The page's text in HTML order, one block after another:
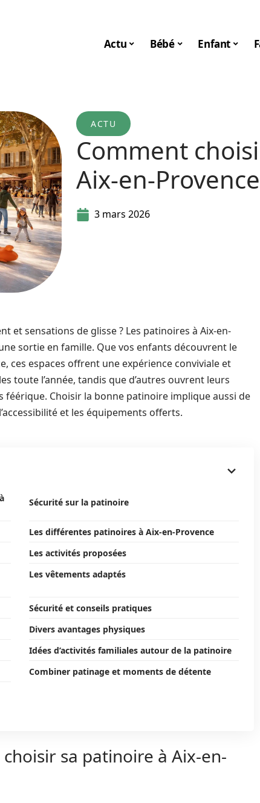
Actu Bébé Enfant
ACTU
Comment
Aix-en-
3 mars 2026
et sensations de glisse ? Les patinoires à Aix-en-
sortie en famille. Que vos enfants découvrent le
ces espaces offrent une expérience conviviale et
toute l’année, tandis que d’autres ouvrent leurs
Choisir la bonne patinoire implique aussi de
et les équipements offerts.
Sécurité sur la patinoire
Les différentes patinoires à Aix-en-Provence
Les activités proposées
Les vêtements adaptés
Sécurité et conseils pratiques
Divers avantages physiques
Idées d’activités familiales autour de la patinoire
Combiner patinage et moments de détente
sa patinoire à Aix-en-